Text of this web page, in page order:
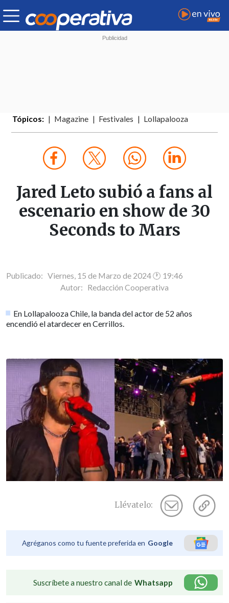
Tópicos: Magazine Festivales Lollapalooza
Jared Leto subió a fans al
escenario en show de 30
Seconds to Mars
Publicado: Viernes, 15 de Marzo de 2024 🕐 19:46
Autor: Redacción Cooperativa
En Lollapalooza Chile, la banda del actor de 52 años
encendió el atardecer en Cerrillos.
Llévatelo:
Agréganos como tu fuente preferida en Google
Suscríbete a nuestro canal de Whatsapp